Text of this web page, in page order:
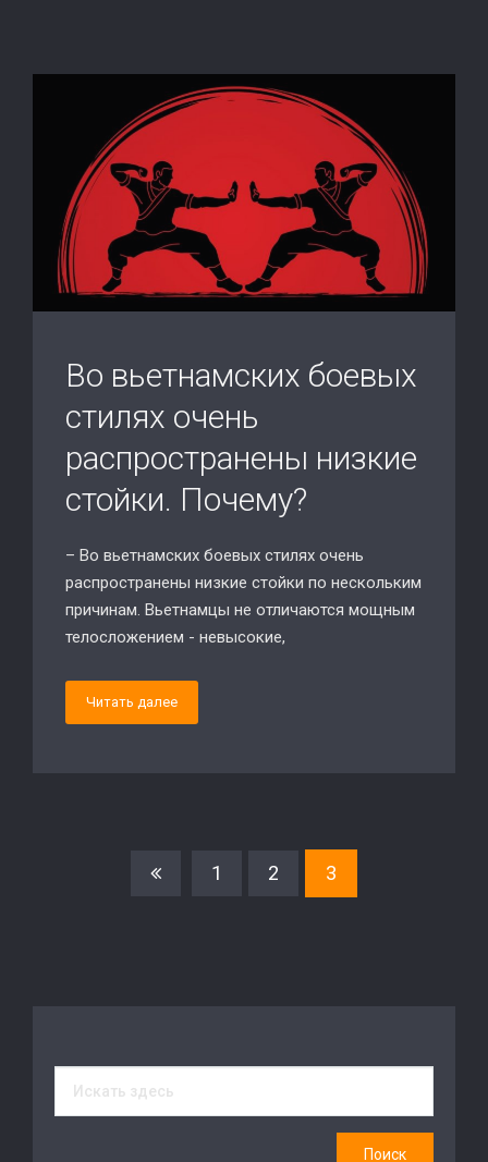
Во вьетнамских боевых
стилях очень
распространены низкие
стойки. Почему?
– Во вьетнамских боевых стилях очень
распространены низкие стойки по нескольким
причинам. Вьетнамцы не отличаются мощным
телосложением - невысокие,
Читать далее
1 2 3